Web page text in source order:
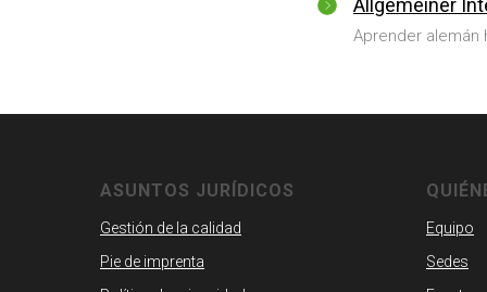
Allgemeiner
Aprender alemán
ASUNTOS JURÍDICOS
Gestión de la calidad
Pie de imprenta
Equipo
Sedes